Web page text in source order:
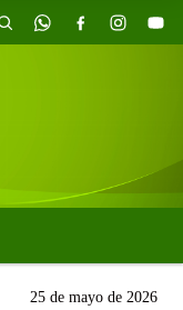
25 de mayo de 2026